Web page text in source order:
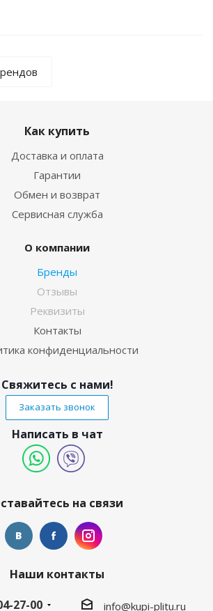
Как купить
Доставка и оплата
Гарантии
Обмен и возврат
Сервисная служба
О компании
Бренды
Отзывы
Реквизиты
Контакты
конфиденциальности
Свяжитесь с нами!
Заказать звонок
Написать в чат
на связи
Наши контакты
27-00
info@kupi-plitu.ru